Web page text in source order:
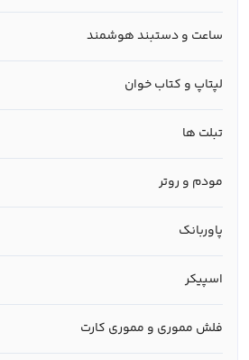
ساعت و دستبند هوشمند
لپتاپ و کتاب خوان
تبلت ها
مودم و روتر
پاوربانک
اسپیکر
فلش مموری و مموری کارت